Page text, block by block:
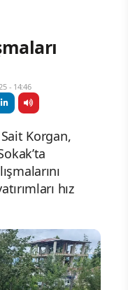
- 14:46
Korgan,
hız